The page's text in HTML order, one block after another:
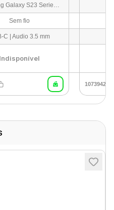
Samsung Galaxy S23 Series | Google Pixel 6 / 7 / 8 | Razer Edge | iPhone 15 | iPhone 15 Plus | iPhone 15 Pro | iPhone 15 Pro Max | iPad Mini | Windows 11| Android 12 ou superior | iOS 17
Sem fio
C | Audio 3.5 mm
Indisponível
1073942